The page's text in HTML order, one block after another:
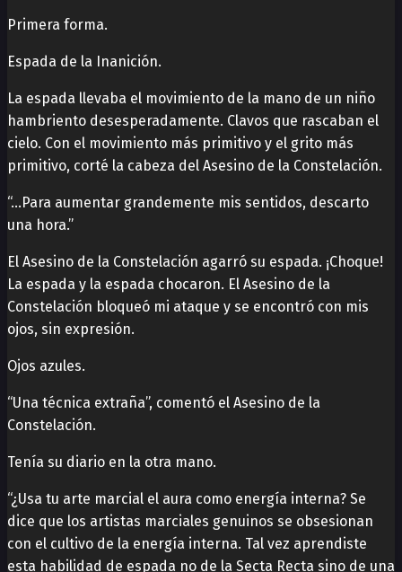
Primera forma.
Espada de la Inanición.
La espada llevaba el movimiento de la mano de un niño
hambriento desesperadamente. Clavos que rascaban el
cielo. Con el movimiento más primitivo y el grito más
primitivo, corté la cabeza del Asesino de la Constelación.
“…Para aumentar grandemente mis sentidos, descarto
una hora.”
El Asesino de la Constelación agarró su espada. ¡Choque!
La espada y la espada chocaron. El Asesino de la
Constelación bloqueó mi ataque y se encontró con mis
ojos, sin expresión.
Ojos azules.
“Una técnica extraña”, comentó el Asesino de la
Constelación.
Tenía su diario en la otra mano.
“¿Usa tu arte marcial el aura como energía interna? Se
dice que los artistas marciales genuinos se obsesionan
con el cultivo de la energía interna. Tal vez aprendiste
esta habilidad de espada no de la Secta Recta sino de una